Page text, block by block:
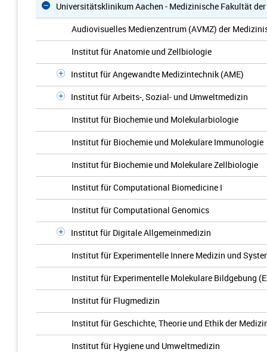
Universitätsklinikum Aachen - Medizinische Fakultät der
Audiovisuelles Medienzentrum (AVMZ) der
Institut für Anatomie und Zellbiologie
Institut für Angewandte Medizintechnik (AME)
Institut für Arbeits-, Sozial- und Umweltmedizin
Institut für Biochemie und Molekularbiologie
Institut für Biochemie und Molekulare Immunologie
Institut für Biochemie und Molekulare Zellbiologie
Institut für Computational Biomedicine I
Institut für Computational Genomics
Institut für Digitale Allgemeinmedizin
Institut für Experimentelle Innere Medizin und
Institut für Experimentelle Molekulare Bildgebung
Institut für Flugmedizin
Institut für Geschichte, Theorie und Ethik der
Institut für Hygiene und Umweltmedizin